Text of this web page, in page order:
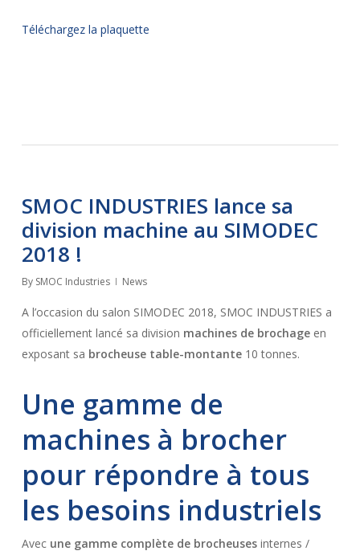
Téléchargez la plaquette
SMOC INDUSTRIES lance sa
division machine au SIMODEC
2018 !
By SMOC Industries News
A l’occasion du salon SIMODEC 2018, SMOC INDUSTRIES a
officiellement lancé sa division machines de brochageen
exposant sa brocheuse table-montante10 tonnes.
Une gamme de
machines à brocher
pour répondre à tous
les besoins industriels
Avec une gamme complète de brocheusesinternes /